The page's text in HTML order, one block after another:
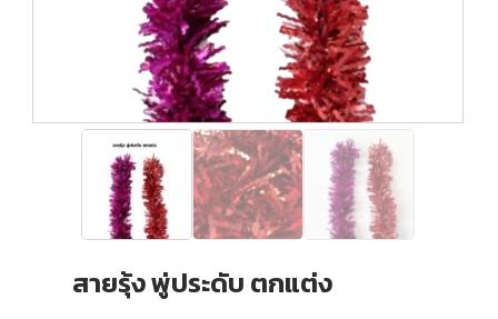
สายรุ้ง พู่ประดับ ตกแต่ง